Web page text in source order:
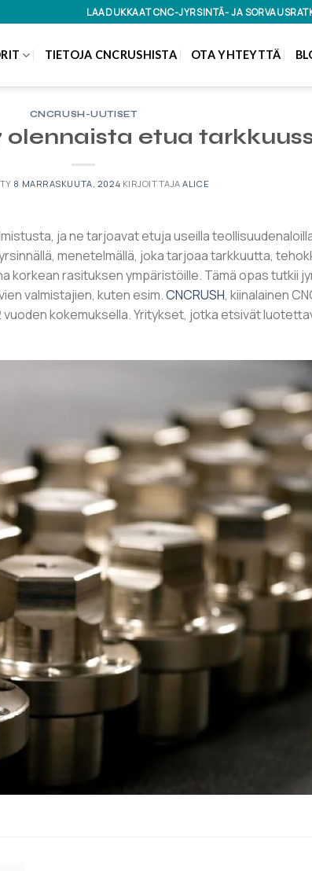
LAADUKKAAT CNC-JYRSINTÄ- JA
TIETOJA CNCRUSHISTA OTA YHTEYTTÄ
CNCRUSH-UUTISET
etua
8 MARRASKUUTA, 2024 KIRJOITTAJAALICE
ja ne tarjoavat etuja useilla
menetelmällä, joka tarjoaa tarkkuutta,
korkean rasituksen ympäristöille. Tämä opas tutkii
valmistajien, kuten esim.CNCRUSH, kiinalainen
vuoden kokemuksella. Yritykset, jotka etsivät